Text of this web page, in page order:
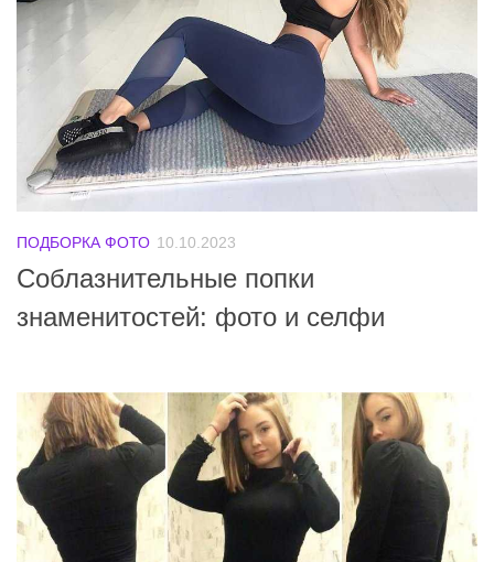
ПОДБОРКА ФОТО 10.10.2023
Соблазнительные попки
знаменитостей: фото и селфи